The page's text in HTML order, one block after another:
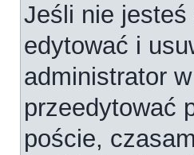
Jeśli nie
edytować i
administrator
przeedytować
poście,